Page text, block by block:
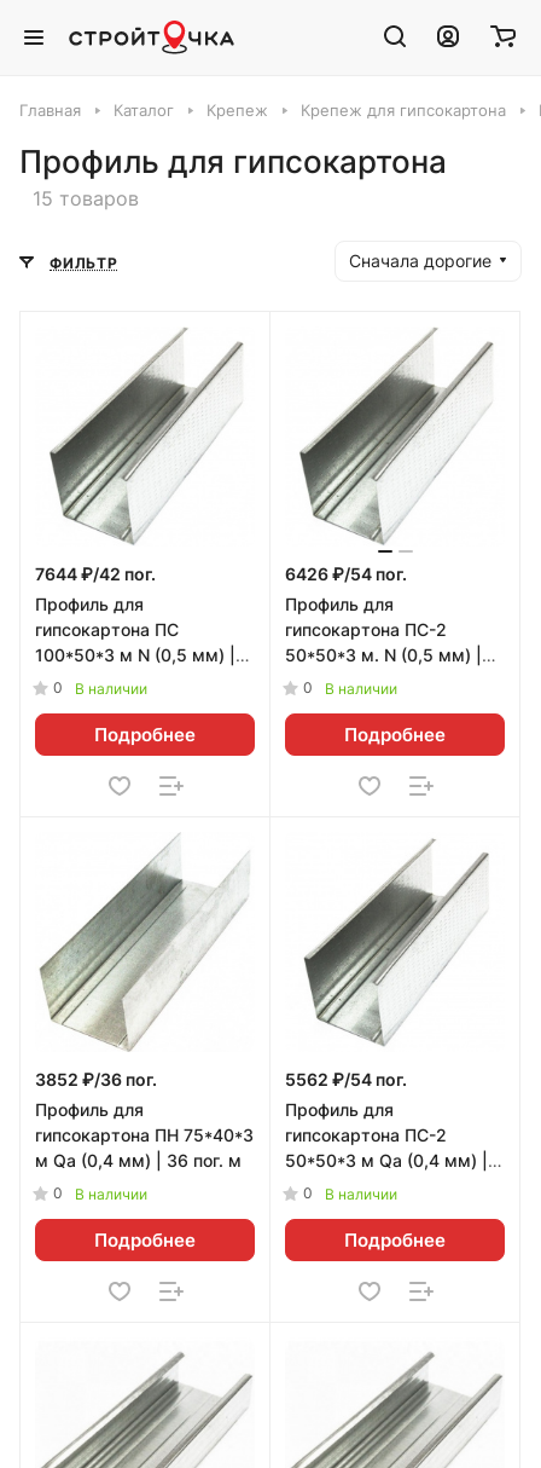
Главная Каталог Крепеж Крепеж для гипсокартона
Профиль для гипсокартона
15 товаров
ФИЛЬТР Сначала дорогие
7644 ₽/42 пог.
Профиль для
гипсокартона ПС
100*50*3 м N (0,5 мм) |
42 пог. м
0 В наличии
Подробнее
6426 ₽/54 пог.
Профиль для
гипсокартона ПС-2
50*50*3 м. N (0,5 мм) |
54 пог. м
0 В наличии
Подробнее
3852 ₽/36 пог.
Профиль для
гипсокартона ПН 75*40*3
м Qa (0,4 мм) | 36 пог. м
0 В наличии
Подробнее
5562 ₽/54 пог.
Профиль для
гипсокартона ПС-2
50*50*3 м Qa (0,4 мм) |
54 пог. м
0 В наличии
Подробнее